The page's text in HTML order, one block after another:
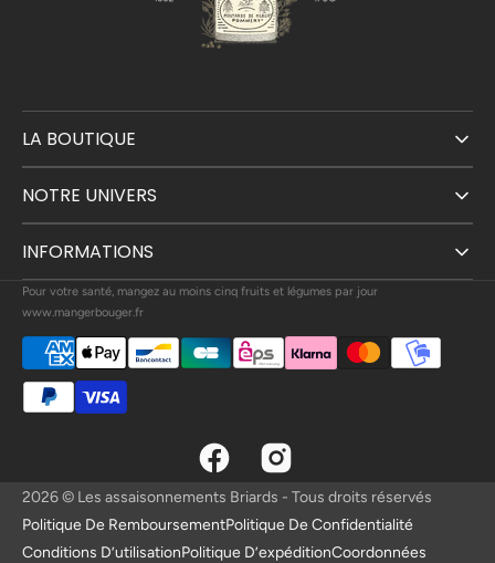
LA BOUTIQUE
NOTRE UNIVERS
INFORMATIONS
Pour votre santé, mangez au moins cinq fruits et légumes par jour
www.mangerbouger.fr
Facebook Instagram
2026© Les assaisonnements Briards - Tous droits réservés
Politique De RemboursementPolitique De Confidentialité
Conditions D’utilisationPolitique D’expéditionCoordonnées